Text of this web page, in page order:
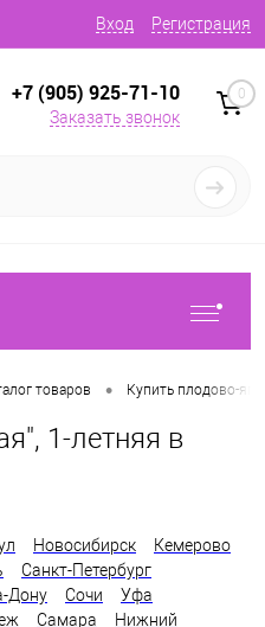
Вход Регистрация
+7 (905) 925-71-10
Заказать звонок
0
товаров • Купить плодово-
1-летняя в
Новосибирск
Кемерово
Санкт-Петербург
Дону Сочи
Уфа
Самара
Нижний